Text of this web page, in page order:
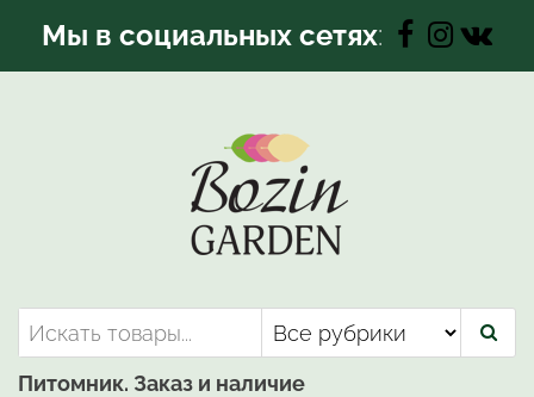
Мы в социальных сетях:
Bozin-Garden | Садовый центр
Садовый центр, Растения
для вашего сада
Питомник. Заказ и наличие